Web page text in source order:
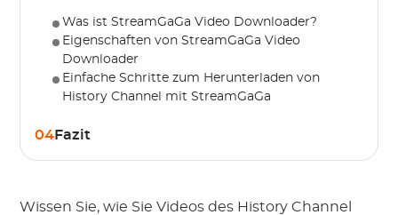
Was ist StreamGaGa Video Downloader?
Eigenschaften von StreamGaGa Video
Downloader
Einfache Schritte zum Herunterladen von
History Channel mit StreamGaGa
04Fazit
Wissen Sie, wie Sie Videos des History Channel